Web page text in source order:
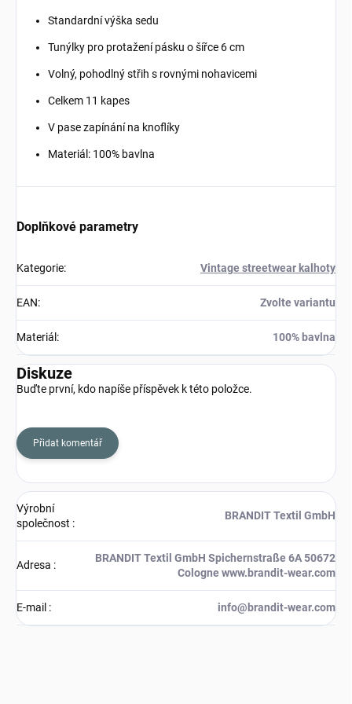
Standardní výška sedu
Tunýlky pro protažení pásku o šířce 6 cm
Volný, pohodlný střih s rovnými nohavicemi
Celkem 11 kapes
V pase zapínání na knoflíky
Materiál: 100% bavlna
Doplňkové parametry
Kategorie: Vintage streetwear kalhoty
EAN: Zvolte variantu
Materiál : 100% bavlna
Diskuze
Buďte první, kdo napíše příspěvek k této položce.
Přidat komentář
Výrobní
společnost :
BRANDIT Textil GmbH
Adresa :
BRANDIT Textil GmbH Spichernstraße 6A 50672
Cologne www.brandit-wear.com
E-mail : info@brandit-wear.com